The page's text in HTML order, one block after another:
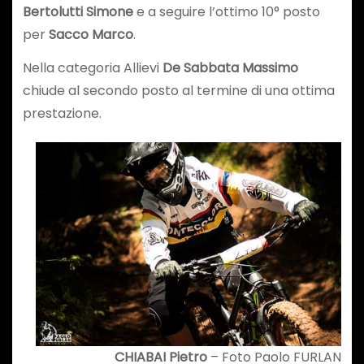
Bertolutti Simonee a seguire l’ottimo 10° posto
perSacco Marco.
Nella categoria Allievi De Sabbata Massimo
chiude al secondo posto al termine di una ottima
prestazione.
CHIABAI Pietro – Foto Paolo FURLAN